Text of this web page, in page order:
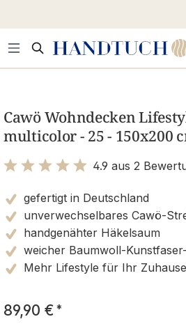
Cawö Wohndecken
multicolor - 25 - 150x200
4.9 aus 2
gefertigt in Deutschland
unverwechselbares Cawö-
handgenähter Häkelsaum
weicher Baumwoll-
Mehr Lifestyle für Ihr
89,90 € *